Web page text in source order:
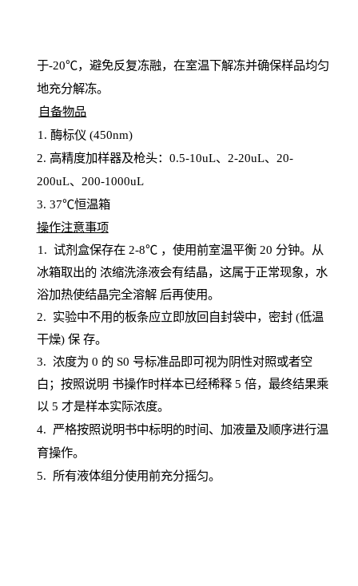
于-20℃，避免反复冻融，在室温下解冻并确保样品均匀
地充分解冻。
自备物品
1 . 酶标仪 (450nm)
2. 高精度加样器及枪头： 0.5-10uL、 2-20uL、 20-
200uL、 200-1000uL
3. 37℃恒温箱
操作注意事项
1. 试剂盒保存在 2-8℃ ，使用前室温平衡 20 分钟。从
冰箱取出的 浓缩洗涤液会有结晶，这属于正常现象，水
浴加热使结晶完全溶解 后再使用。
2. 实验中不用的板条应立即放回自封袋中，密封(低温
干燥) 保 存。
3. 浓度为 0 的 S0 号标准品即可视为阴性对照或者空
白；按照说明 书操作时样本已经稀释5 倍，最终结果乘
以 5 才是样本实际浓度。
4. 严格按照说明书中标明的时间、加液量及顺序进行温
育操作。
5. 所有液体组分使用前充分摇匀。